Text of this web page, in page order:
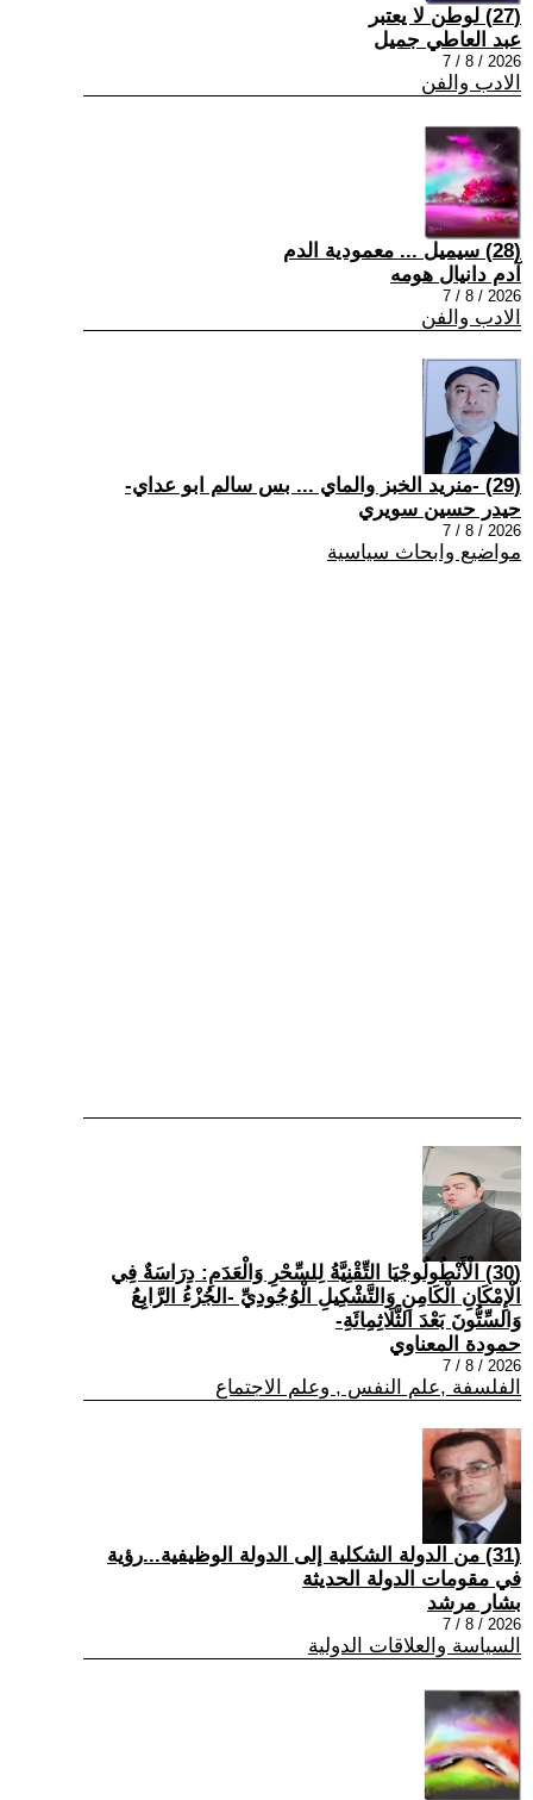
(27) لوطن لا يعتبر
عبد العاطي جميل
2026 / 8 / 7
الادب والفن
(28) سيميل ... معمودية الدم
آدم دانيال هومه
2026 / 8 / 7
الادب والفن
(29) -منريد الخبز والماي ... بس سالم ابو عداي-
حيدر حسين سويري
2026 / 8 / 7
مواضيع وابحاث سياسية
(30) الْأَنْطُولُوجْيَا التِّقْنِيَّةُ لِلسِّحْرِ وَالْعَدَمِ: دِرَاسَةٌ فِي
الْإِمْكَانِ الْكَامِنِ وَالتَّشْكِيلِ الْوُجُودِيِّ -الجُزْءُ الرَّابِعُ
وَالسِّتُّونَ بَعْدَ الثَّلَاثِمِائَةِ-
حمودة المعناوي
2026 / 8 / 7
الفلسفة ,علم النفس , وعلم الاجتماع
(31) من الدولة الشكلية إلى الدولة الوظيفية...رؤية
في مقومات الدولة الحديثة
بشار مرشد
2026 / 8 / 7
السياسة والعلاقات الدولية